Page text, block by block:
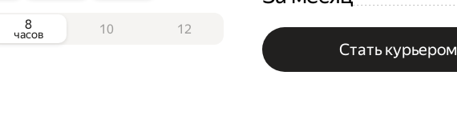
8
часов 10 12
Стать курьером